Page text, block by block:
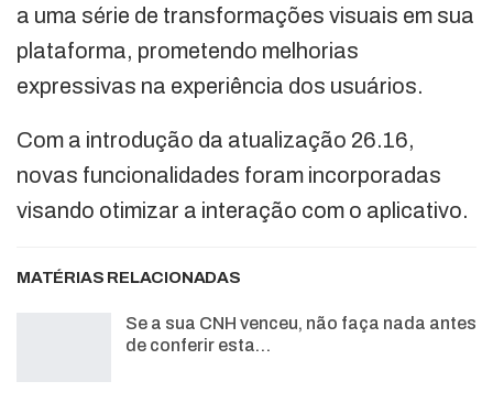
a uma série de transformações visuais em sua
plataforma, prometendo melhorias
expressivas na experiência dos usuários.
Com a introdução da atualização 26.16,
novas funcionalidades foram incorporadas
visando otimizar a interação com o aplicativo.
MATÉRIAS RELACIONADAS
Se a sua CNH venceu, não faça nada antes
de conferir esta…